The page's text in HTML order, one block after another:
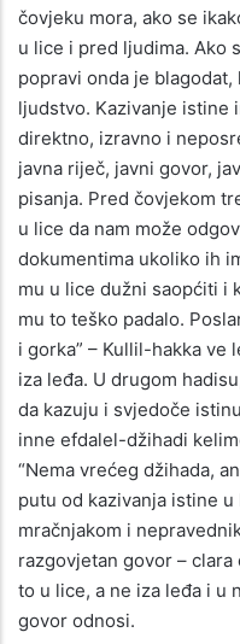
čovjeku mora, ako se
u lice i pred ljudima. Ako
popravi onda je
ljudstvo. Kazivanje istine
direktno, izravno i
javna riječ, javni govor,
pisanja. Pred čovjekom
u lice da nam može
dokumentima ukoliko ih
mu u lice dužni saopćiti i
mu to teško padalo.
i gorka” – Kullil-hakka ve
iza leđa. U drugom
da kazuju i svjedoče
inne efdalel-džihadi
“Nema vrećeg džihada,
putu od kazivanja istine
mračnjakom i
razgovjetan govor –
to u lice, a ne iza leđa i u
govor odnosi.